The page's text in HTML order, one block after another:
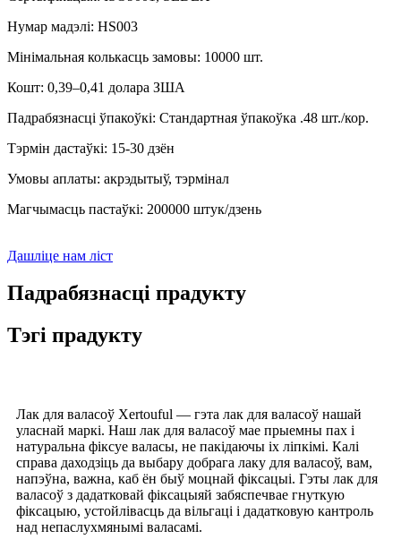
Нумар мадэлі: HS003
Мінімальная колькасць замовы: 10000 шт.
Кошт: 0,39–0,41 долара ЗША
Падрабязнасці ўпакоўкі: Стандартная ўпакоўка .48 шт./кор.
Тэрмін дастаўкі: 15-30 дзён
Умовы аплаты: акрэдытыў, тэрмінал
Магчымасць пастаўкі: 200000 штук/дзень
Дашліце нам ліст
Падрабязнасці прадукту
Тэгі прадукту
Лак для валасоў Xertouful — гэта лак для валасоў нашай
уласнай маркі. Наш лак для валасоў мае прыемны пах і
натуральна фіксуе валасы, не пакідаючы іх ліпкімі. Калі
справа даходзіць да выбару добрага лаку для валасоў, вам,
напэўна, важна, каб ён быў моцнай фіксацыі. Гэты лак для
валасоў з дадатковай фіксацыяй забяспечвае гнуткую
фіксацыю, устойлівасць да вільгаці і дадатковую кантроль
над непаслухмянымі валасамі.